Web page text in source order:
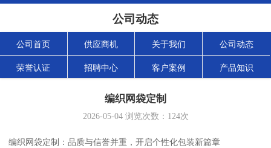
公司动态
公司首页 供应商机 关于我们 公司动态
荣誉认证 招聘中心 客户案例 产品知识
编织网袋定制
2026-05-04浏览次数： 124次
编织网袋定制：品质与信誉并重，开启个性化包装新篇章